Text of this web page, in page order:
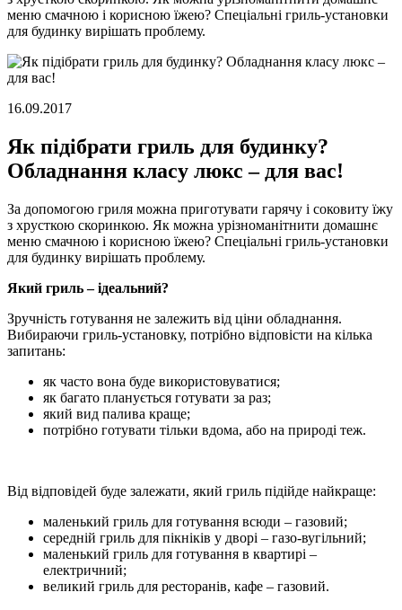
меню смачною і корисною їжею? Спеціальні гриль-установки
для будинку вирішать проблему.
16.09.2017
Як підібрати гриль для будинку?
Обладнання класу люкс – для вас!
За допомогою гриля можна приготувати гарячу і соковиту їжу
з хрусткою скоринкою. Як можна урізноманітнити домашнє
меню смачною і корисною їжею? Спеціальні гриль-установки
для будинку вирішать проблему.
Який гриль – ідеальний?
Зручність готування не залежить від ціни обладнання.
Вибираючи гриль-установку, потрібно відповісти на кілька
запитань:
як часто вона буде використовуватися;
як багато планується готувати за раз;
який вид палива краще;
потрібно готувати тільки вдома, або на природі теж.
Від відповідей буде залежати, який гриль підійде найкраще:
маленький гриль для готування всюди – газовий;
середній гриль для пікніків у дворі – газо-вугільний;
маленький гриль для готування в квартирі –
електричний;
великий гриль для ресторанів, кафе – газовий.